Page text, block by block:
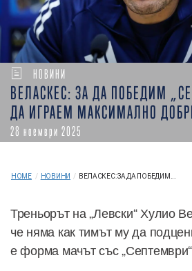
НОВИНИ
ВЕЛАСКЕС: ЗА ДА ПОБЕДИМ
ДА ИГРАЕМ МАКСИМАЛНО
28 ноември 2025
HOME / НОВИНИ / ВЕЛАСКЕС: ЗА ДА ПОБЕДИМ...
Треньорът на „Левски“ Хулио
че няма как тимът му да
е форма мачът със